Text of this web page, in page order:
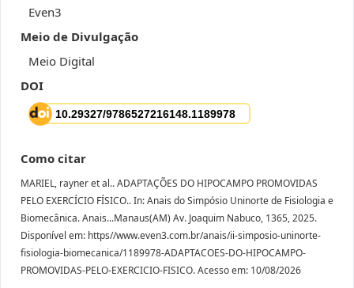
Even3
Meio de Divulgação
Meio Digital
DOI
Como citar
MARIEL, rayner et al.. ADAPTAÇÕES DO HIPOCAMPO PROMOVIDAS
PELO EXERCÍCIO FÍSICO.. In: Anais do Simpósio Uninorte de Fisiologia e
Biomecânica. Anais...Manaus(AM) Av. Joaquim Nabuco, 1365, 2025.
Disponível em: https//www.even3.com.br/anais/ii-simposio-uninorte-
fisiologia-biomecanica/1189978-ADAPTACOES-DO-HIPOCAMPO-
PROMOVIDAS-PELO-EXERCICIO-FISICO. Acesso em: 10/08/2026